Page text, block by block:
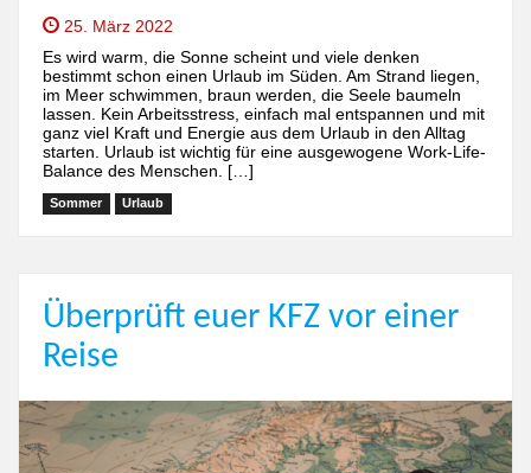
25. März 2022
Es wird warm, die Sonne scheint und viele denken
bestimmt schon einen Urlaub im Süden. Am Strand liegen,
im Meer schwimmen, braun werden, die Seele baumeln
lassen. Kein Arbeitsstress, einfach mal entspannen und mit
ganz viel Kraft und Energie aus dem Urlaub in den Alltag
starten. Urlaub ist wichtig für eine ausgewogene Work-Life-
Balance des Menschen. […]
Sommer Urlaub
Überprüft euer KFZ vor einer
Reise